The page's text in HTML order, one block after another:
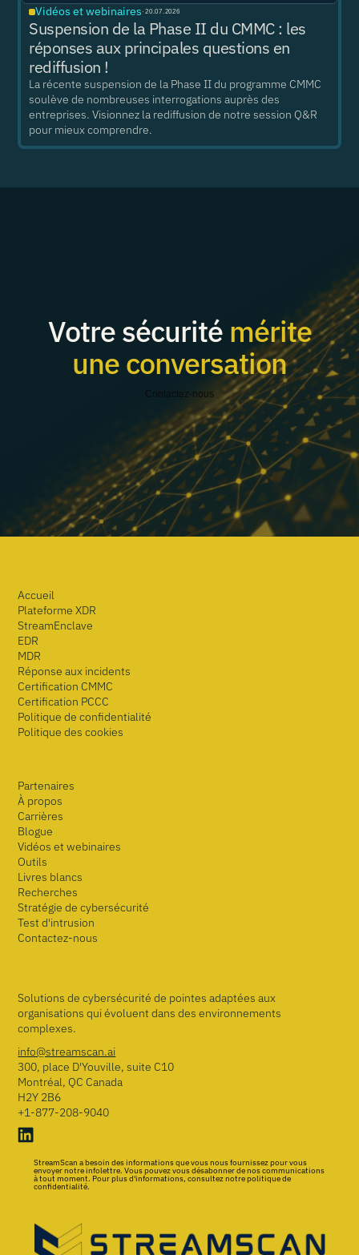
Vidéos et webinaires ·20.07.2026
Suspension de la Phase II du CMMC : les
réponses aux principales questions en
rediffusion !
La récente suspension de la Phase II du programme CMMC
soulève de nombreuses interrogations auprès des
entreprises. Visionnez la rediffusion de notre session Q&R
pour mieux comprendre.
Votre sécurité mérite
une conversation
Contactez-nous
Accueil
Plateforme XDR
StreamEnclave
EDR
MDR
Réponse aux incidents
Certification CMMC
Certification PCCC
Politique de confidentialité
Politique des cookies
Partenaires
À propos
Carrières
Blogue
Vidéos et webinaires
Outils
Livres blancs
Recherches
Stratégie de cybersécurité
Test d'intrusion
Contactez-nous
Solutions de cybersécurité de pointes adaptées aux
organisations qui évoluent dans des environnements
complexes.
info@streamscan.ai
300, place D'Youville, suite C10
Montréal, QC Canada
H2Y 2B6
+1-877-208-9040
StreamScan a besoin des informations que vous nous fournissez pour vous
envoyer notre infolettre. Vous pouvez vous désabonner de nos communications
à tout moment. Pour plus d'informations, consultez notre politique de
confidentialité.